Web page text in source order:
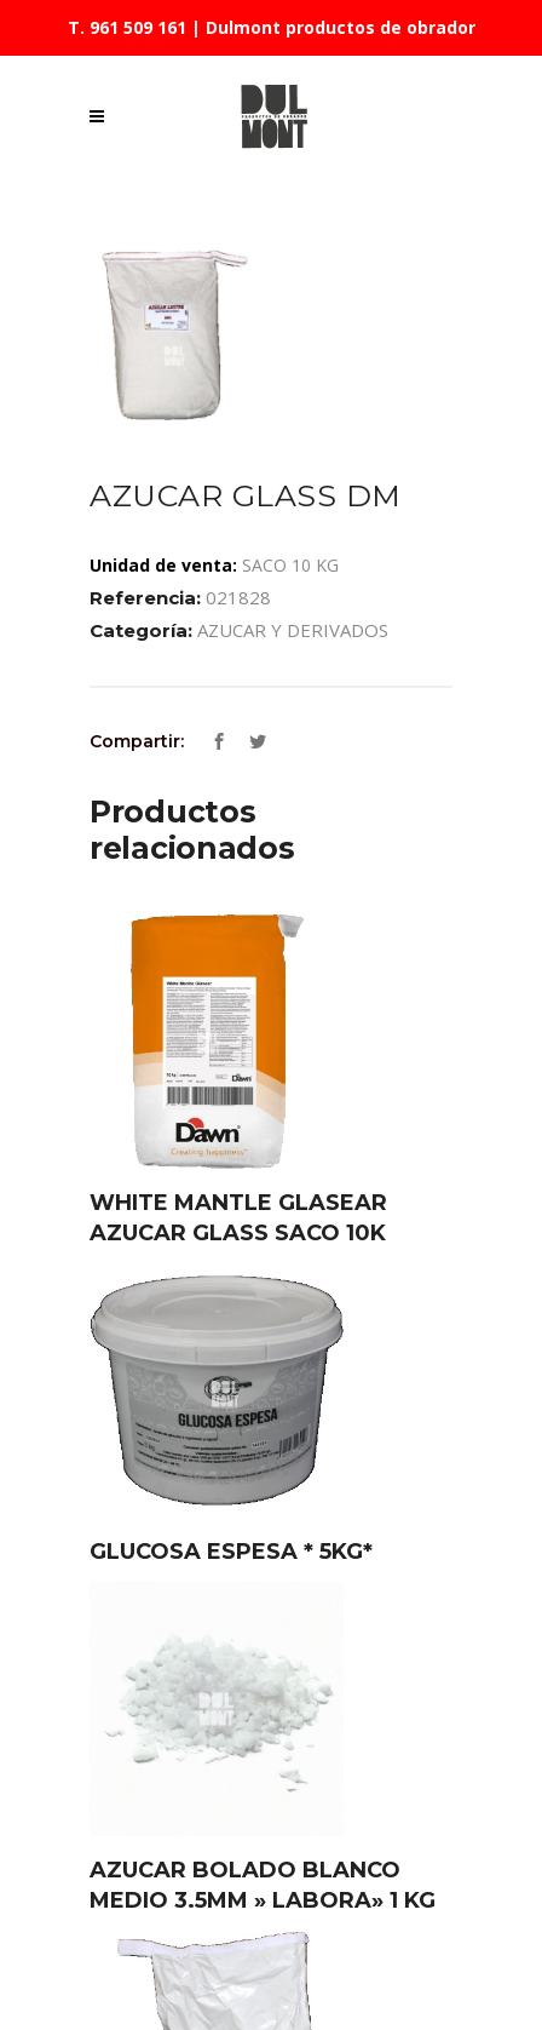
T. 961 509 161 | Dulmont productos de obrador
AZUCAR GLASS DM
Unidad de venta: SACO 10 KG
Referencia: 021828
Categoría: AZUCAR Y DERIVADOS
Compartir:
Productos
relacionados
WHITE MANTLE GLASEAR
AZUCAR GLASS SACO 10K
GLUCOSA ESPESA * 5KG*
AZUCAR BOLADO BLANCO
MEDIO 3.5MM » LABORA» 1 KG